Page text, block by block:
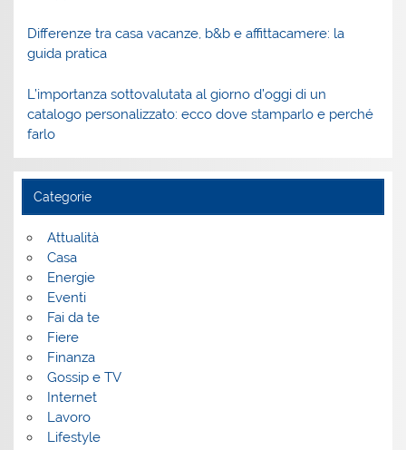
Differenze tra casa vacanze, b&b e affittacamere: la
guida pratica
L’importanza sottovalutata al giorno d’oggi di un
catalogo personalizzato: ecco dove stamparlo e perché
farlo
Categorie
Attualità
Casa
Energie
Eventi
Fai da te
Fiere
Finanza
Gossip e TV
Internet
Lavoro
Lifestyle